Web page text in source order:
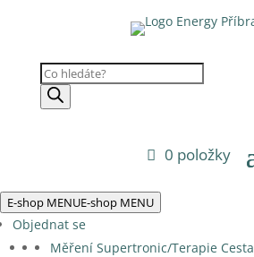
Products
search
0 položky
E-shop MENUE-shop MENU
Objednat se
Měření Supertronic/Terapie Cesta